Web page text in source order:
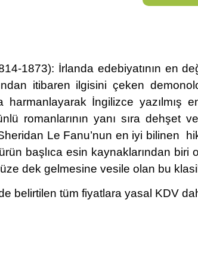
1873): İrlanda edebiyatının en
itibaren ilgisini çeken
harmanlayarak İngilizce yazılmış
romanlarının yanı sıra
Le Fanu’nun en iyi bilinen
başlıca esin kaynaklarından
dek gelmesine vesile olan bu
belirtilen tüm fiyatlara yasal KDV